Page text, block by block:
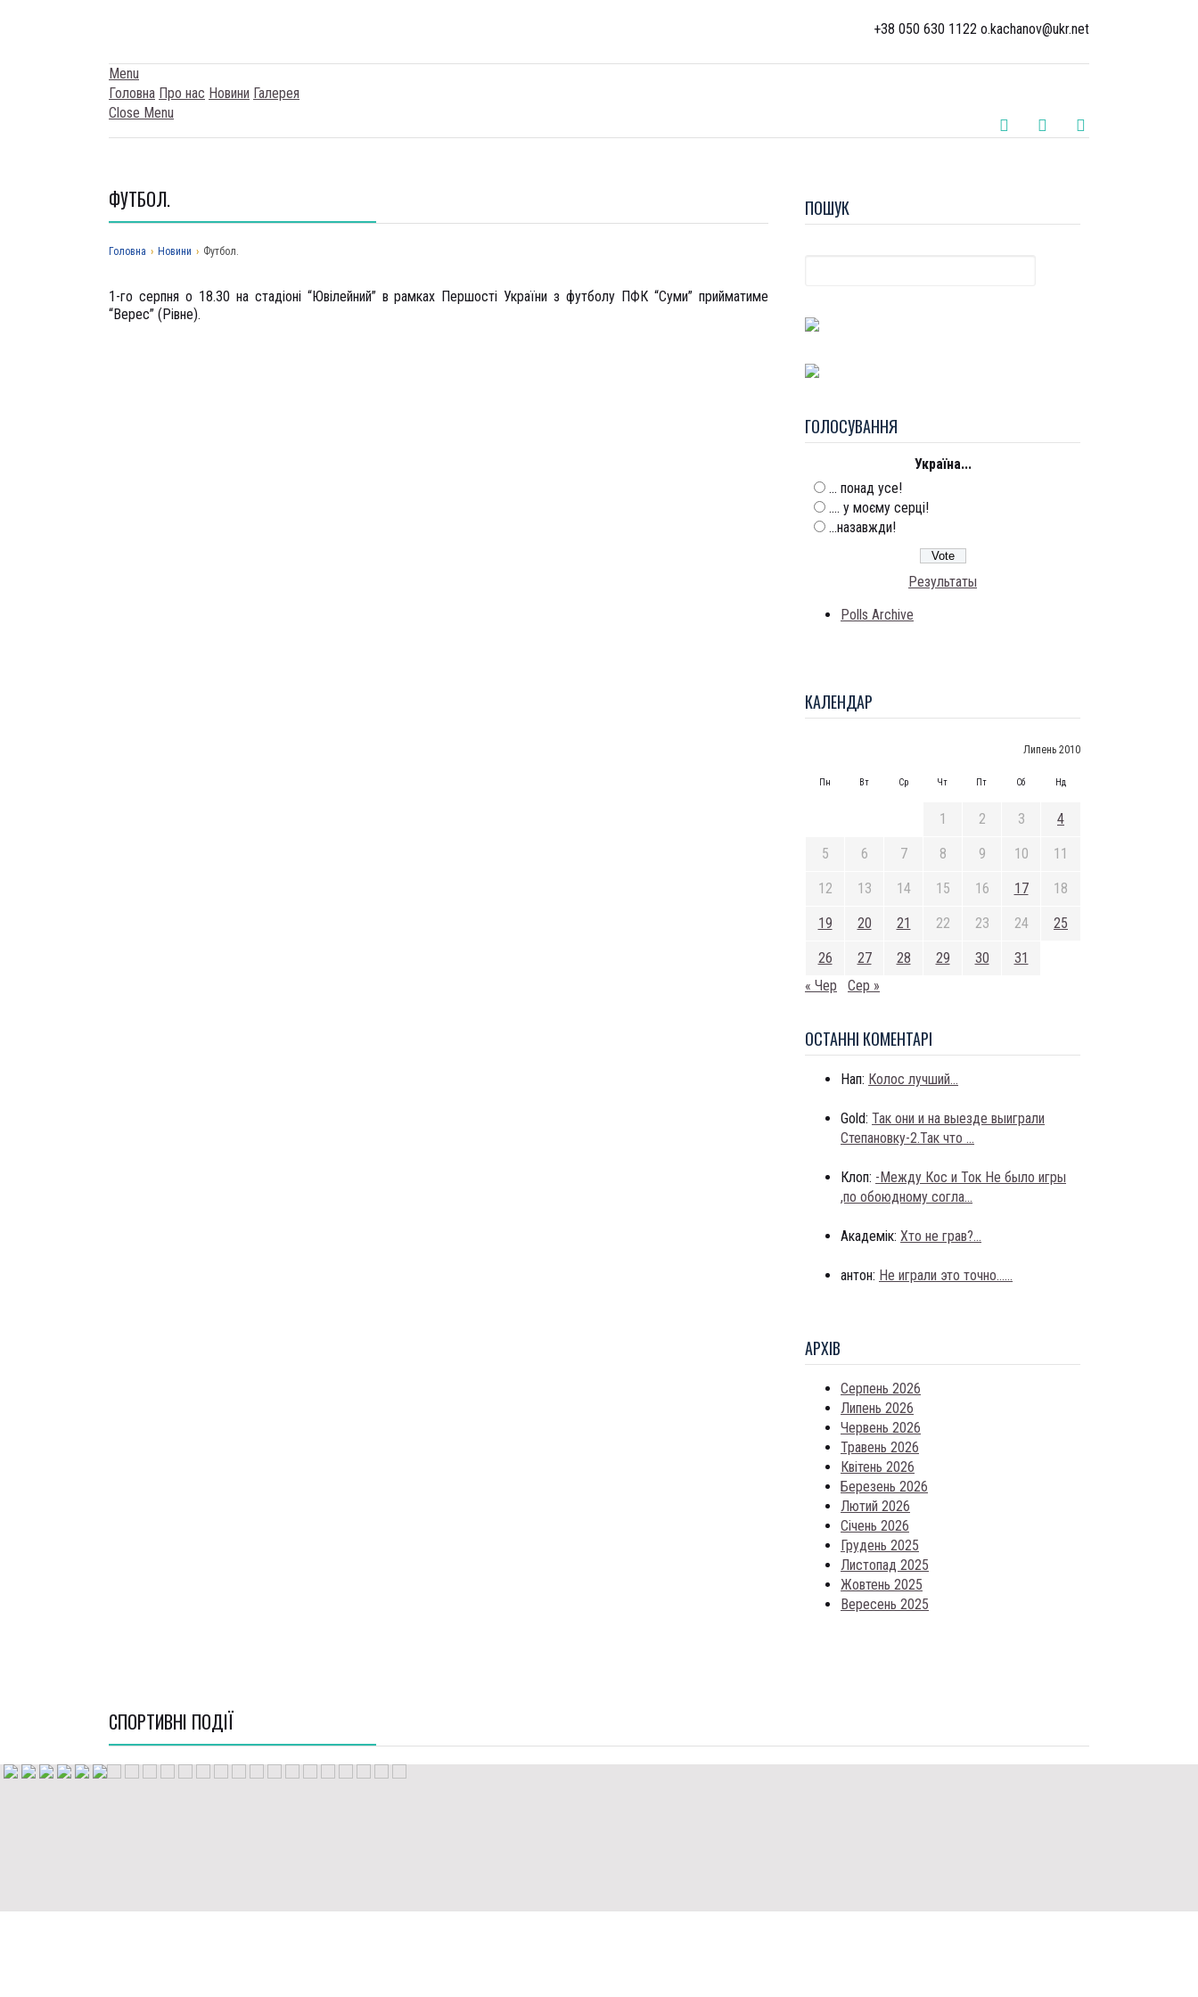
+38 050 630 1122 o.kachanov@ukr.net
Menu
Головна Про нас Новини Галерея
Close Menu
ПОШУК
ГОЛОСУВАННЯ
Україна...
... понад усе!
.... у моєму серці!
...назавжди!
Результаты
Polls Archive
КАЛЕНДАР
Липень 2010
Пн Вт Ср Чт Пт Сб Нд
1 2 3 4
5 6 7 8 9 10 11
12 13 14 15 16 17 18
19 20 21 22 23 24 25
26 27 28 29 30
31
« Чер
Сер »
ОСТАННI КОМЕНТАРI
Нап: Колос лучший...
Gold: Так они и на выезде выиграли
Степановку-2.Так что ...
Клоп: -Между Кос и Ток Не было игры
,по обоюдному согла...
Академік: Хто не грав?...
антон: Не играли это точно......
АРХIВ
Серпень 2026
Липень 2026
Червень 2026
Травень 2026
Квітень 2026
Березень 2026
Лютий 2026
Січень 2026
Грудень 2025
Листопад 2025
Жовтень 2025
Вересень 2025
ФУТБОЛ.
Головна › Новини › Футбол.
1-го серпня о 18.30 на стадіоні “Ювілейний” в рамках Першості України з футболу ПФК “Суми” прийматиме
“Верес” (Рівне).
СПОРТИВНI ПОДІЇ